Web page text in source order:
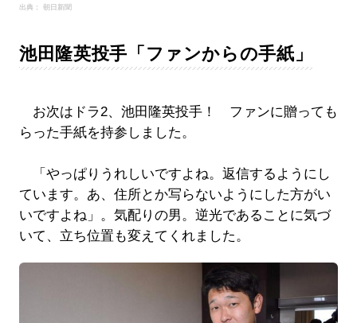
出典： 朝日新聞
池田隆英投手「ファンからの手紙」
お次はドラ2、池田隆英投手！ ファンに贈っても
らった手紙を持参しました。
「やっぱりうれしいですよね。返信するようにし
ています。あ、住所とか写らないようにした方がい
いですよね」。気配りの男。逆光であることに気づ
いて、立ち位置も変えてくれました。